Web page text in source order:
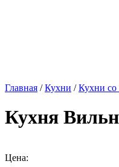
Главная /Кухни /Кухни
Кухня
Цена: